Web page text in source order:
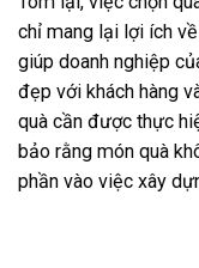
chỉ mang lại lợi ích
giúp doanh nghiệp
đẹp với khách hàng
quà cần được thực
bảo rằng món quà
phần vào việc xây